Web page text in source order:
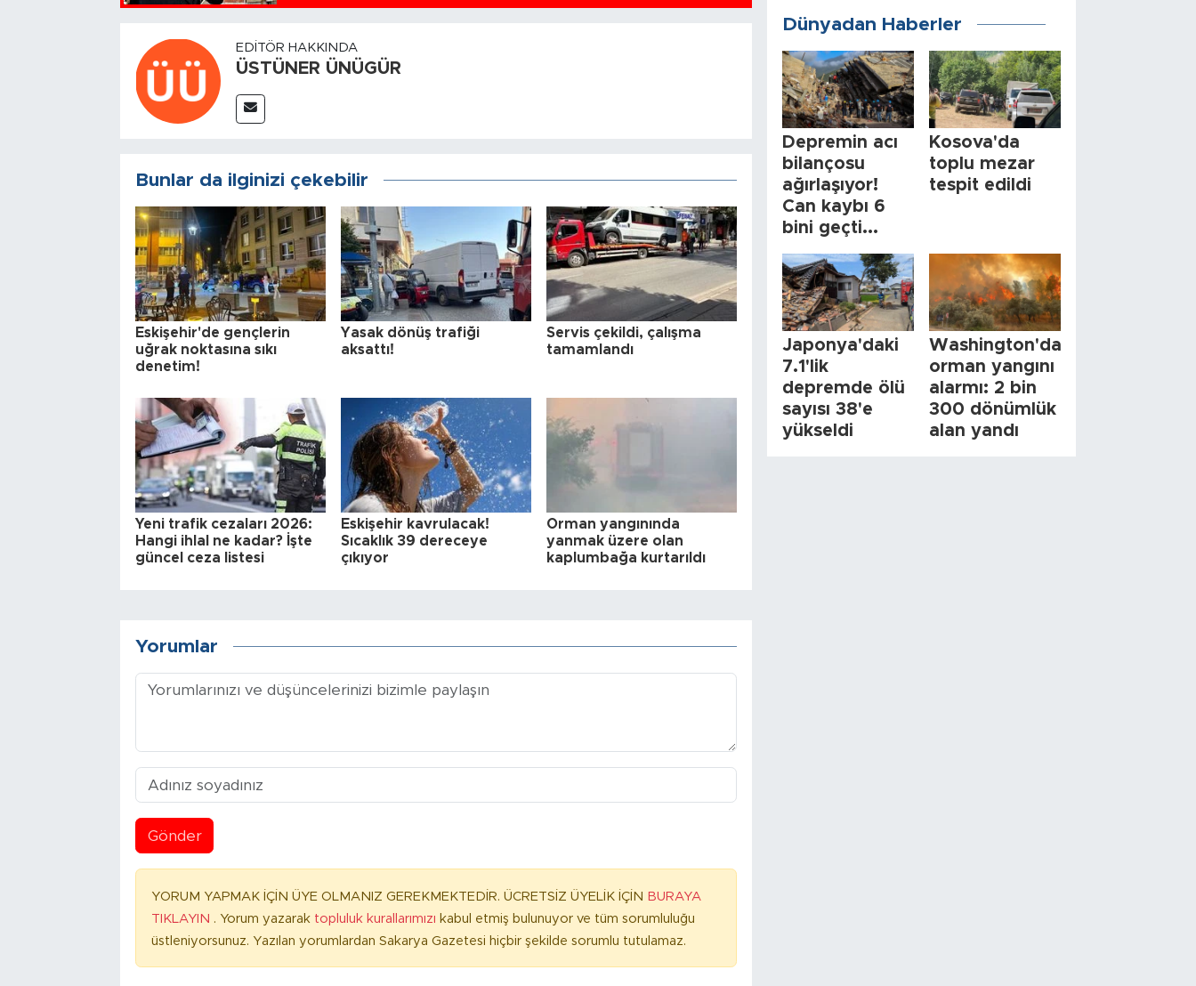
EDITÖR HAKKINDA
ÜSTÜNER ÜNÜGÜR
Bunlar da ilginizi çekebilir
Eskişehir'de gençlerin
uğrak noktasına sıkı
denetim!
Yasak dönüş trafiği
aksattı!
Servis çekildi, çalışma
tamamlandı
Yeni trafik cezaları 2026:
Hangi ihlal ne kadar? İşte
güncel ceza listesi
Eskişehir kavrulacak!
Sıcaklık 39 dereceye
çıkıyor
Orman yangınında
yanmak üzere olan
kaplumbağa kurtarıldı
Yorumlar
Gönder
YORUM YAPMAK İÇİN ÜYE OLMANIZ GEREKMEKTEDİR. ÜCRETSİZ ÜYELİK İÇİN BURAYA
TIKLAYIN . Yorum yazarak topluluk kurallarımızı kabul etmiş bulunuyor ve tüm sorumluluğu
üstleniyorsunuz. Yazılan yorumlardan Sakarya Gazetesi hiçbir şekilde sorumlu tutulamaz.
Dünyadan Haberler
Depremin acı
bilançosu
ağırlaşıyor!
Can kaybı 6
bini geçti...
Kosova'da
toplu mezar
tespit edildi
Japonya'daki
7.1'lik
depremde ölü
sayısı 38'e
yükseldi
Washington'da
orman yangını
alarmı: 2 bin
300 dönümlük
alan yandı